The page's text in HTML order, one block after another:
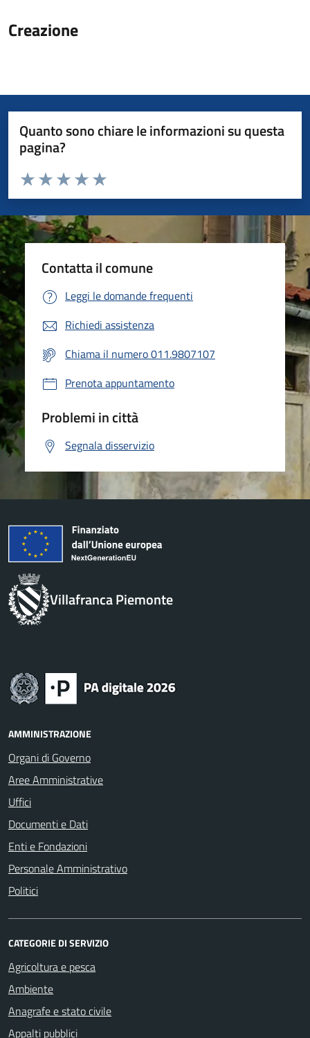
Creazione
Quanto sono chiare le informazioni su questa
pagina?
Valuta da 1 a 5 stelle la pagina
Valuta 5 stelle su 5
Valuta 4 stelle su 5
Valuta 3 stelle su 5
Valuta 2 stelle su 5
Valuta 1 stelle su 5
Contatta il comune
Leggi le domande frequenti
Richiedi assistenza
Chiama il numero 011.9807107
Prenota appuntamento
Problemi in città
Segnala disservizio
Villafranca Piemonte
AMMINISTRAZIONE
Organi di Governo
Aree Amministrative
Uffici
Documenti e Dati
Enti e Fondazioni
Personale Amministrativo
Politici
CATEGORIE DI SERVIZIO
Agricoltura e pesca
Ambiente
Anagrafe e stato civile
Appalti pubblici